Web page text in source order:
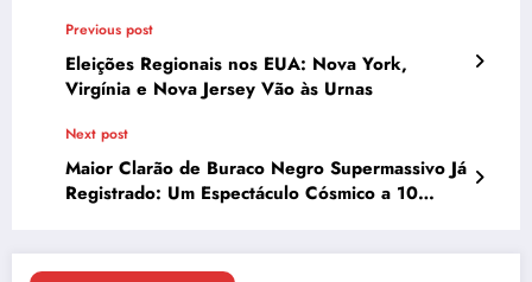
Previous post
Eleições Regionais nos EUA: Nova York,
Virgínia e Nova Jersey Vão às Urnas
Next post
Maior Clarão de Buraco Negro Supermassivo Já
Registrado: Um Espectáculo Cósmico a 10